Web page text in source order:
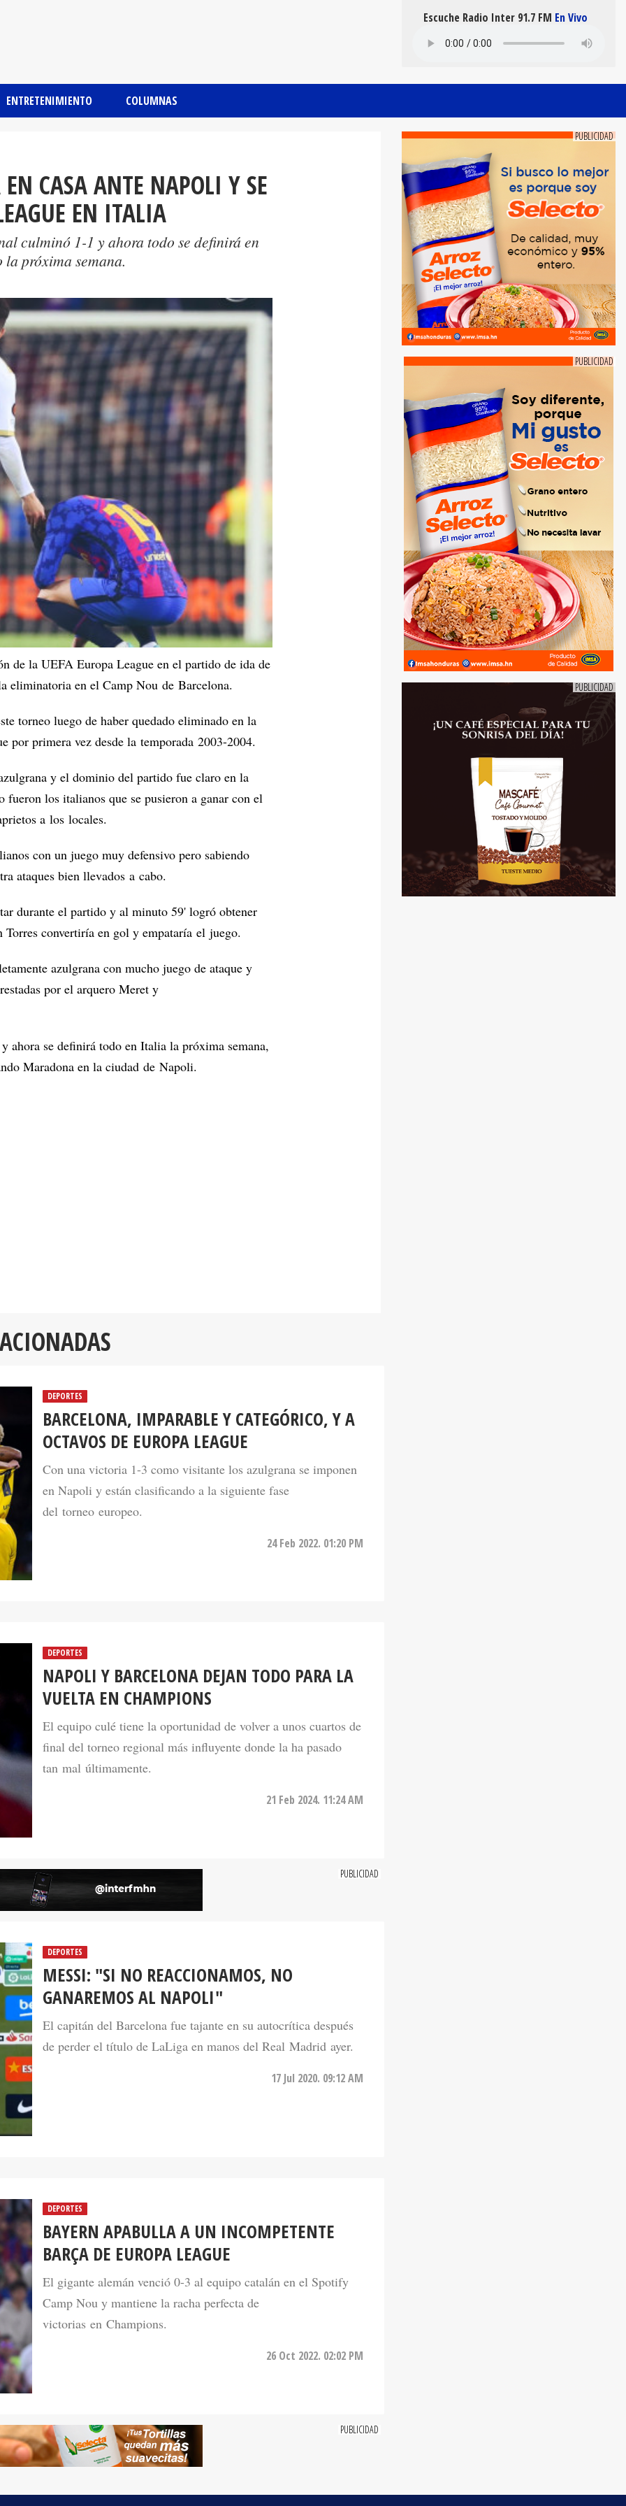
ENTRETENIMIENTO COLUMNAS
Escuche Radio Inter 91.7 FM En Vivo
CASA ANTE NAPOLI Y SE
EN ITALIA
culminó 1-1 y ahora todo se definirá en
próxima semana.
de la UEFA Europa League en el partido de ida de
eliminatoria en el Camp Nou de Barcelona.
torneo luego de haber quedado eliminado en la
por primera vez desde la temporada 2003-2004.
y el dominio del partido fue claro en la
fueron los italianos que se pusieron a ganar con el
a los locales.
con un juego muy defensivo pero sabiendo
ataques bien llevados a cabo.
durante el partido y al minuto 59' logró obtener
convertiría en gol y empataría el juego.
azulgrana con mucho juego de ataque y
por el arquero Meret y
ahora se definirá todo en Italia la próxima semana,
Maradona en la ciudad de Napoli.
DEPORTES
BARCELONA, IMPARABLE Y CATEGÓRICO, Y A
OCTAVOS DE EUROPA LEAGUE
Con una victoria 1-3 como visitante los azulgrana se imponen
en Napoli y están clasificando a la siguiente fase
del torneo europeo.
24 Feb 2022. 01:20 PM
DEPORTES
NAPOLI Y BARCELONA DEJAN TODO PARA LA
VUELTA EN CHAMPIONS
El equipo culé tiene la oportunidad de volver a unos cuartos de
final del torneo regional más influyente donde la ha pasado
tan mal últimamente.
21 Feb 2024. 11:24 AM
MESSI: "SI NO REACCIONAMOS, NO
GANAREMOS AL NAPOLI"
El capitán del Barcelona fue tajante en su autocrítica después
de perder el título de LaLiga en manos del Real Madrid ayer.
17 Jul 2020. 09:12 AM
BAYERN APABULLA A UN INCOMPETENTE
BARÇA DE EUROPA LEAGUE
El gigante alemán venció 0-3 al equipo catalán en el Spotify
Camp Nou y mantiene la racha perfecta de
victorias en Champions.